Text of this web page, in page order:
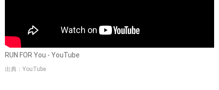
RUN FOR You - YouTube
出典：YouTube